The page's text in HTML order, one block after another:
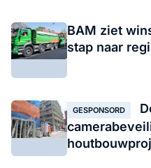
BAM ziet
stap naar
GESPONSORD